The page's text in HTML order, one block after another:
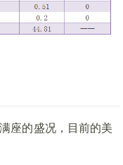
座的盛况，目前的美